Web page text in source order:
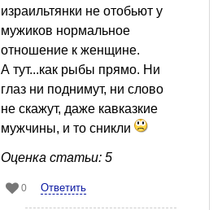
израильтянки не отобьют у
мужиков нормальное
отношение к женщине.
А тут...как рыбы прямо. Ни
глаз ни поднимут, ни слово
не скажут, даже кавказкие
мужчины, и то сникли
Оценка статьи: 5
0 Ответить